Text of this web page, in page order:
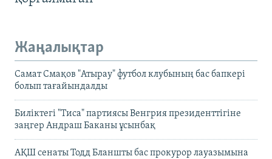
Жаңалықтар
Самат Смақов "Атырау" футбол клубының бас бапкері
болып тағайындалды
Биліктегі "Тиса" партиясы Венгрия президенттігіне
заңгер Андраш Баканы ұсынбақ
АҚШ сенаты Тодд Бланшты бас прокурор лауазымына